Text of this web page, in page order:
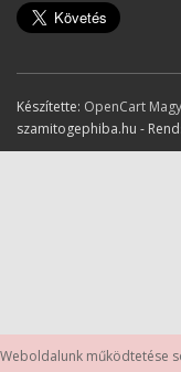
Készítette: OpenCart
szamitogephiba.hu -
Weboldalunk működtetése